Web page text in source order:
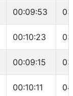
00:09:53
00:10:23
00:09:15
00:10:11